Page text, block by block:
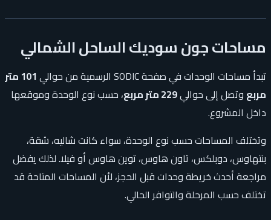
مساحات جون سوديك الساحل الشمالي
تبدأ مساحات الوحدات في صفحة SODIC الرسمية من حوالي
101 متر
مربع وتصل إلى حوالي229 متر مربع
، حسب نوع الوحدة وموقعها
داخل المشروع.
وتختلف المساحات حسب نوع الوحدة، سواء كانت شاليه، شقة،
بنتهاوس، دوبلكس، تاون هاوس، توين هاوس أو فيلا. لذلك يفضل
مراجعة أحدث خريطة وحدات قبل الحجز، لأن المساحات المتاحة قد
تختلف حسب المرحلة والتوافر الحالي.